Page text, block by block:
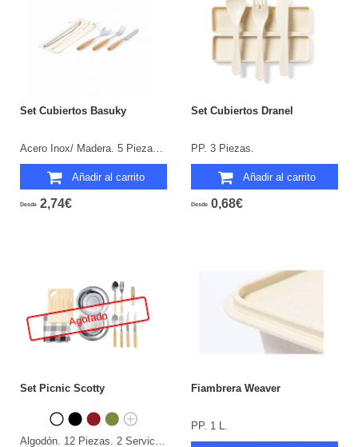
Set Cubiertos Basuky
Acero Inox/ Madera. 5 Piezas. Funda Canvas.
Añadir al carrito
Desde 2,74€
Set Cubiertos Dranel
PP. 3 Piezas.
Añadir al carrito
Desde 0,68€
Agotado
Set Picnic Scotty Fiambrera Weaver
PP. 1 L.